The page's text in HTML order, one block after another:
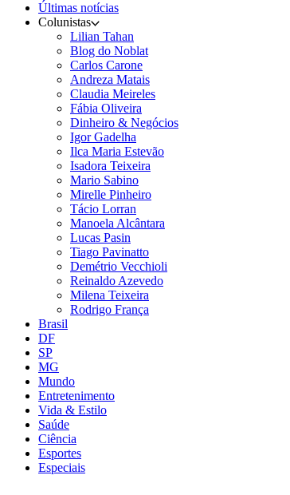
Últimas notícias
Colunistas
Lilian Tahan
Blog do Noblat
Carlos Carone
Andreza Matais
Claudia Meireles
Fábia Oliveira
Dinheiro & Negócios
Igor Gadelha
Ilca Maria Estevão
Isadora Teixeira
Mario Sabino
Mirelle Pinheiro
Tácio Lorran
Manoela Alcântara
Lucas Pasin
Tiago Pavinatto
Demétrio Vecchioli
Reinaldo Azevedo
Milena Teixeira
Rodrigo França
Brasil
DF
SP
MG
Mundo
Entretenimento
Vida & Estilo
Saúde
Ciência
Esportes
Especiais